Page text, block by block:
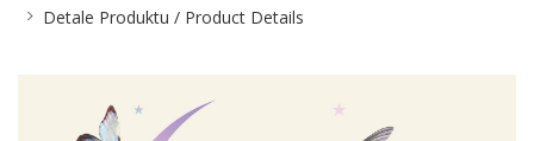
Detale Produktu / Product Details